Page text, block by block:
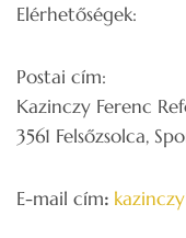
Elérhetőségek:
Postai cím:
Kazinczy Ferenc
3561 Felsőzsolca,
E-mail cím: